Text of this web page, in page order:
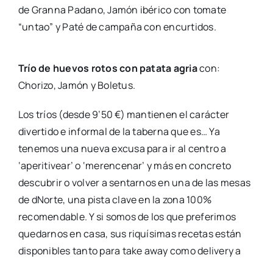
de Granna Padano, Jamón ibérico con tomate
“untao” y Paté de campaña con encurtidos.
Trío de huevos rotos con patata agriacon:
Chorizo, Jamón y Boletus.
Los tríos (desde 9’50 €) mantienen el carácter
divertido e informal de la taberna que es… Ya
tenemos una nueva excusa para ir al centro a
‘aperitivear’ o ‘merencenar’ y más en concreto
descubrir o volver a sentarnos en una de las mesas
de dNorte, una pista clave en la zona 100%
recomendable. Y si somos de los que preferimos
quedarnos en casa, sus riquísimas recetas están
disponibles tanto para take away como delivery a